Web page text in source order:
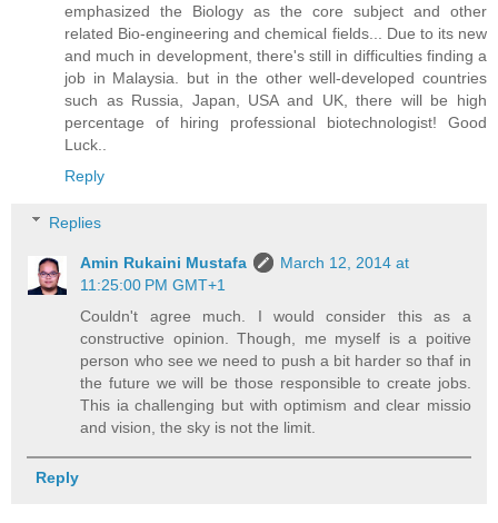
emphasized the Biology as the core subject and other
related Bio-engineering and chemical fields... Due to its new
and much in development, there's still in difficulties finding a
job in Malaysia. but in the other well-developed countries
such as Russia, Japan, USA and UK, there will be high
percentage of hiring professional biotechnologist! Good
Luck..
Reply
Replies
Amin Rukaini Mustafa
March 12, 2014 at
11:25:00 PM GMT+1
Couldn't agree much. I would consider this as a
constructive opinion. Though, me myself is a poitive
person who see we need to push a bit harder so thaf in
the future we will be those responsible to create jobs.
This ia challenging but with optimism and clear missio
and vision, the sky is not the limit.
Reply